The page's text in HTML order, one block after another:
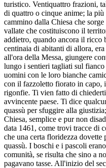
turistico. Ventiquattro frazioni,
di quattro o cinque anime; la
cammino dalla Chiesa che
vallate che costituiscono il
addietro, quando ancora il ricco
centinaia di abitanti di allora,
all'ora della Messa, giungere
lungo i sentieri tagliati sul
uomini con le loro bianche
con il fazzoletto fiorato in capo,
rigonfie. Ti vien fatto di
avvincente paese. Ti dice
quassù per sfuggire alla
Chiesa, semplice e pur non
data 1461, come trovi tracce di
che una certa floridezza dovette
quassù. I boschi e i pascoli
comunità, se risulta che sino a
pagavano tasse. All'inizio del